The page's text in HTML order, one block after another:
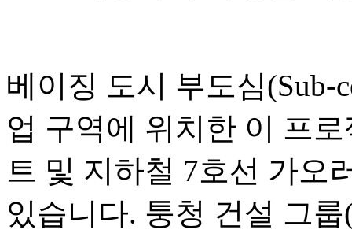
베이징 도시 부도심(Sub-
업 구역에 위치한 이 프
트 및 지하철 7호선 가오
있습니다. 퉁청 건설 그룹